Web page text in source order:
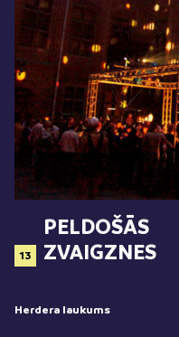
13
PELDOŠĀS
ZVAIGZNES
Herdera laukums